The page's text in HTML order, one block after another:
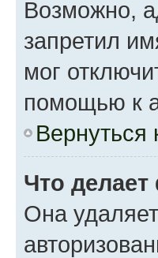
Возможно,
запретил
мог
помощью к
Вернуться
Что
Она